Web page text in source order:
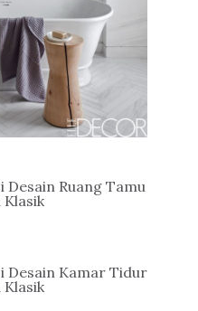
Desain Ruang Tamu
Klasik
Desain Kamar Tidur
Klasik